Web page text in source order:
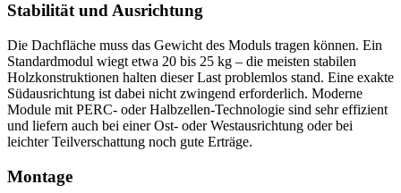
Stabilität und Ausrichtung
Die Dachfläche muss das Gewicht des Moduls tragen können. Ein
Standardmodul wiegt etwa 20 bis 25 kg – die meisten stabilen
Holzkonstruktionen halten dieser Last problemlos stand. Eine exakte
Südausrichtung ist dabei nicht zwingend erforderlich. Moderne
Module mit PERC- oder Halbzellen-Technologie sind sehr effizient
und liefern auch bei einer Ost- oder Westausrichtung oder bei
leichter Teilverschattung noch gute Erträge.
Montage